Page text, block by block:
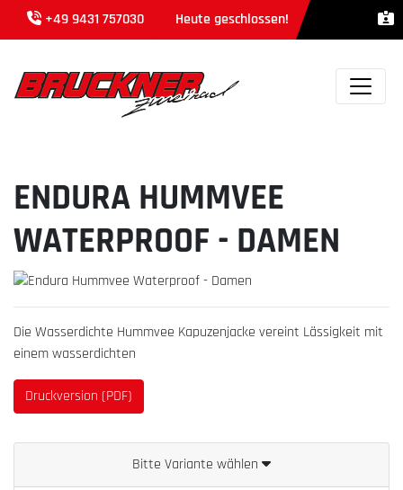
+49 9431 757030 Heute geschlossen!
ENDURA HUMMVEE
WATERPROOF - DAMEN
Die Wasserdichte Hummvee Kapuzenjacke vereint Lässigkeit mit
einem wasserdichten
Druckversion (PDF)
Bitte Variante wählen